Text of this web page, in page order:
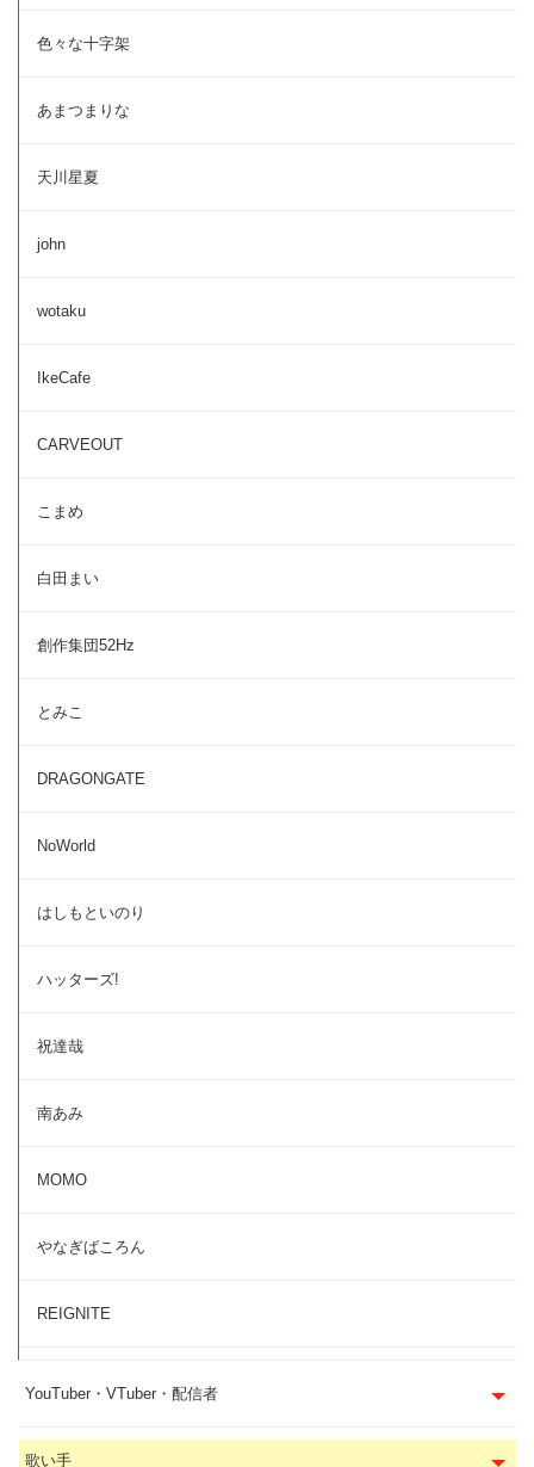
色々な十字架
あまつまりな
天川星夏
john
wotaku
IkeCafe
CARVEOUT
こまめ
白田まい
創作集団52Hz
とみこ
DRAGONGATE
NoWorld
はしもといのり
ハッターズ!
祝達哉
南あみ
MOMO
やなぎばころん
REIGNITE
YouTuber・VTuber・配信者
歌い手